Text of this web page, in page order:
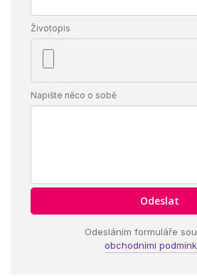
Životopis
Napište něco o sobě
Odesláním formuláře
obchodními